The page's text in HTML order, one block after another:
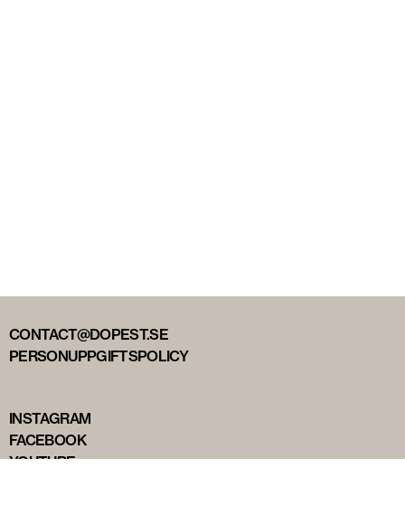
CONTACT@DOPEST.SE
PERSONUPPGIFTSPOLICY
INSTAGRAM
FACEBOOK
YOUTUBE